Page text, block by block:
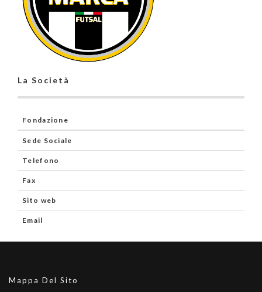
La Società
Fondazione
Sede Sociale
Telefono
Fax
Sito web
Email
Mappa Del Sito